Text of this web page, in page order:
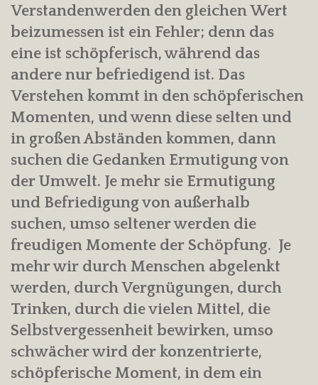
Verstandenwerden den gleichen Wert
beizumessen ist ein Fehler; denn das
eine ist schöpferisch, während das
andere nur befriedigend ist. Das
Verstehen kommt in den schöpferischen
Momenten, und wenn diese selten und
in großen Abständen kommen, dann
suchen die Gedanken Ermutigung von
der Umwelt. Je mehr sie Ermutigung
und Befriedigung von außerhalb
suchen, umso seltener werden die
freudigen Momente der Schöpfung. Je
mehr wir durch Menschen abgelenkt
werden, durch Vergnügungen, durch
Trinken, durch die vielen Mittel, die
Selbstvergessenheit bewirken, umso
schwächer wird der konzentrierte,
schöpferische Moment, in dem ein